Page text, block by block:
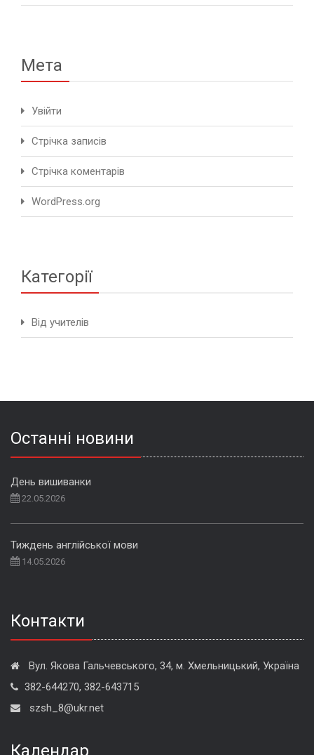
Мета
Увійти
Стрічка записів
Стрічка коментарів
WordPress.org
Категорії
Від учителів
Останні новини
День вишиванки
22.05.2026
Тиждень англійської мови
14.05.2026
Контакти
Вул. Якова Гальчевського, 34, м. Хмельницький, Україна
382-644270, 382-643715
szsh_8@ukr.net
Календар